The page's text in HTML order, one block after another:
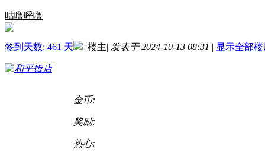
咕噜呼噜
签到天数: 461 天 楼主| 发表于 2024-10-13 08:31 | 显示全部
金币:
奖励:
热心: